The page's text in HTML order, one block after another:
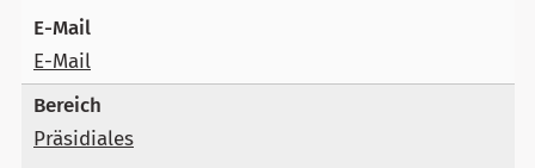
E-Mail
Präsidiales